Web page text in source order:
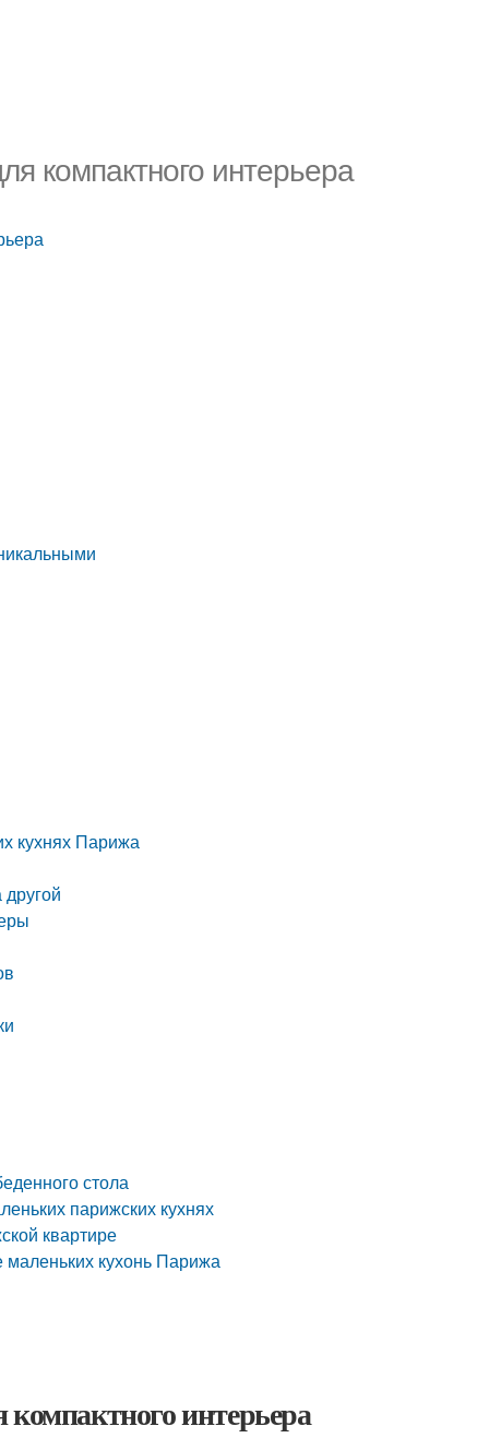
компактного интерьера
кухнях Парижа
стола
парижских кухнях
квартире
маленьких кухонь Парижа
интерьера